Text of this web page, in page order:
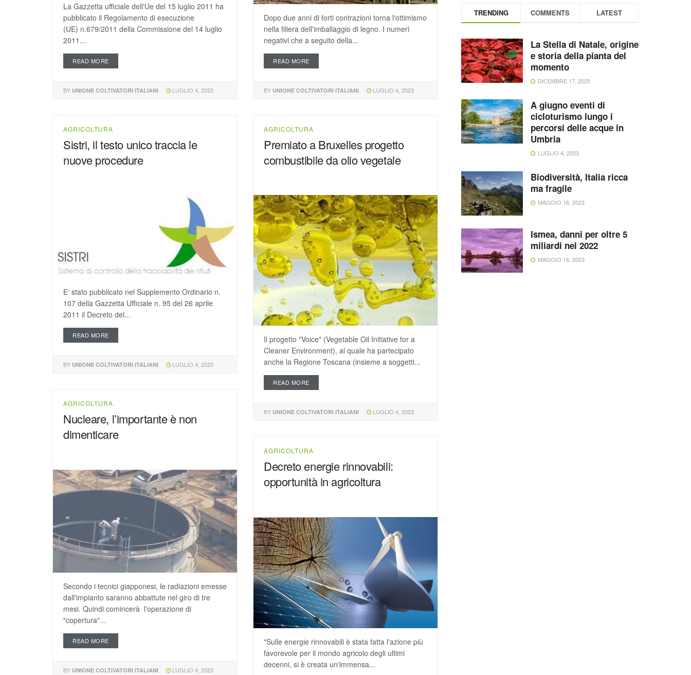
La Gazzetta ufficiale dell'Ue del 15 luglio 2011 ha
pubblicato il Regolamento di esecuzione
(UE) n.679/2011 della Commissione del 14 luglio
2011...
READ MORE
BY UNIONE COLTIVATORI ITALIANI LUGLIO 4, 2023
Dopo due anni di forti contrazioni torna l'ottimismo
nella filiera dell'imballaggio di legno. I numeri
negativi che a seguito della...
READ MORE
BY UNIONE COLTIVATORI ITALIANI LUGLIO 4, 2023
AGRICOLTURA
Premiato a Bruxelles progetto
combustibile da olio vegetale
Il progetto "Voice" (Vegetable Oil Initiative for a
Cleaner Environment), al quale ha partecipato
anche la Regione Toscana (insieme a soggetti...
READ MORE
BY UNIONE COLTIVATORI ITALIANI LUGLIO 4, 2023
AGRICOLTURA
Sistri, il testo unico traccia le
nuove procedure
E' stato pubblicato nel Supplemento Ordinario n.
107 della Gazzetta Ufficiale n. 95 del 26 aprile
2011 il Decreto del...
READ MORE
BY UNIONE COLTIVATORI ITALIANI LUGLIO 4, 2023
AGRICOLTURA
Nucleare, l’importante è non
dimenticare
Secondo i tecnici giapponesi, le radiazioni emesse
dall'impianto saranno abbattute nel giro di tre
mesi. Quindi comincerà l'operazione di
"copertura"...
READ MORE
BY UNIONE COLTIVATORI ITALIANI LUGLIO 4, 2023
AGRICOLTURA
Decreto energie rinnovabili:
opportunità in agricoltura
"Sulle energie rinnovabili è stata fatta l'azione più
favorevole per il mondo agricolo degli ultimi
decenni, si è creata un'immensa...
TRENDING COMMENTS LATEST
La Stella di Natale, origine
e storia della pianta del
momento
DICEMBRE 17, 2025
A giugno eventi di
cicloturismo lungo i
percorsi delle acque in
Umbria
LUGLIO 4, 2023
Biodiversità, Italia ricca
ma fragile
MAGGIO 16, 2023
Ismea, danni per oltre 5
miliardi nel 2022
MAGGIO 16, 2023